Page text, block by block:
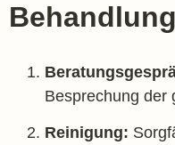
Besprechung der
Reinigung: